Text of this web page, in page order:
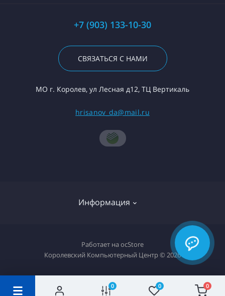
0 0 0
+7 (903) 133-10-30
СВЯЗАТЬСЯ С НАМИ
МО г. Королев, ул Лесная д12, ТЦ Вертикаль
hrisanov_da@mail.ru
Информация
О компании
Доставка товара
Политика конфиденциальности
Гарантия
Работает на ocStore
Королевский Компьютерный Центр © 2026